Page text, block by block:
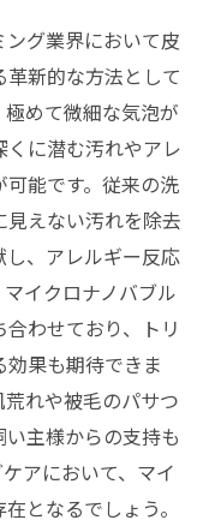
グ業界において皮
新的な方法として
めて微細な気泡が
に潜む汚れやアレ
能です。従来の洗
えない汚れを除去
、アレルギー反応
イクロナノバブル
わせており、トリ
果も期待できま
れや被毛のパサつ
主様からの支持も
アにおいて、マイ
となるでしょう。